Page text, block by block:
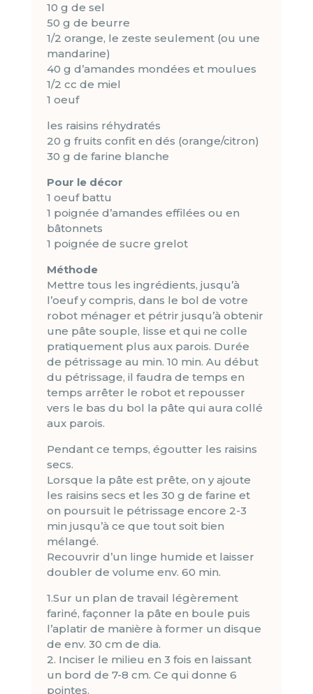
10 g de sel
50 g de beurre
1/2 orange, le zeste seulement (ou une
mandarine)
40 g d’amandes mondées et moulues
1/2 cc de miel
1 oeuf
les raisins réhydratés
20 g fruits confit en dés (orange/citron)
30 g de farine blanche
Pour le décor
1 oeuf battu
1 poignée d’amandes effilées ou en
bâtonnets
1 poignée de sucre grelot
Méthode
Mettre tous les ingrédients, jusqu’à
l’oeuf y compris, dans le bol de votre
robot ménager et pétrir jusqu’à obtenir
une pâte souple, lisse et qui ne colle
pratiquement plus aux parois. Durée
de pétrissage au min. 10 min. Au début
du pétrissage, il faudra de temps en
temps arrêter le robot et repousser
vers le bas du bol la pâte qui aura collé
aux parois.
Pendant ce temps, égoutter les raisins
secs.
Lorsque la pâte est prête, on y ajoute
les raisins secs et les 30 g de farine et
on poursuit le pétrissage encore 2-3
min jusqu’à ce que tout soit bien
mélangé.
Recouvrir d’un linge humide et laisser
doubler de volume env. 60 min.
1.Sur un plan de travail légèrement
fariné, façonner la pâte en boule puis
l’aplatir de manière à former un disque
de env. 30 cm de dia.
2. Inciser le milieu en 3 fois en laissant
un bord de 7-8 cm. Ce qui donne 6
pointes.